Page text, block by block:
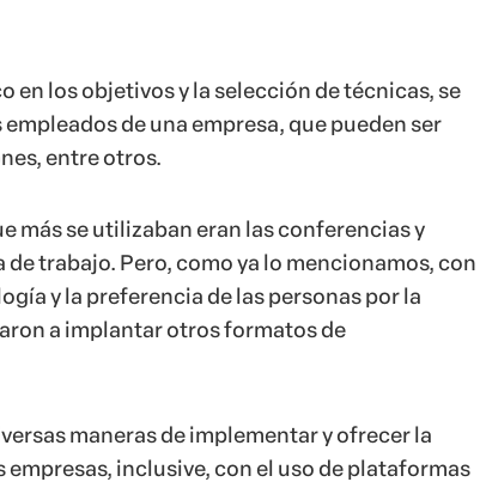
en los objetivos y la selección de técnicas, se
de una empresa, que pueden ser
entre otros.
más se utilizaban eran las conferencias y
trabajo. Pero, como ya lo mencionamos, con
y la preferencia de las personas por la
a implantar otros formatos de
maneras de implementar y ofrecer la
inclusive, con el uso de plataformas